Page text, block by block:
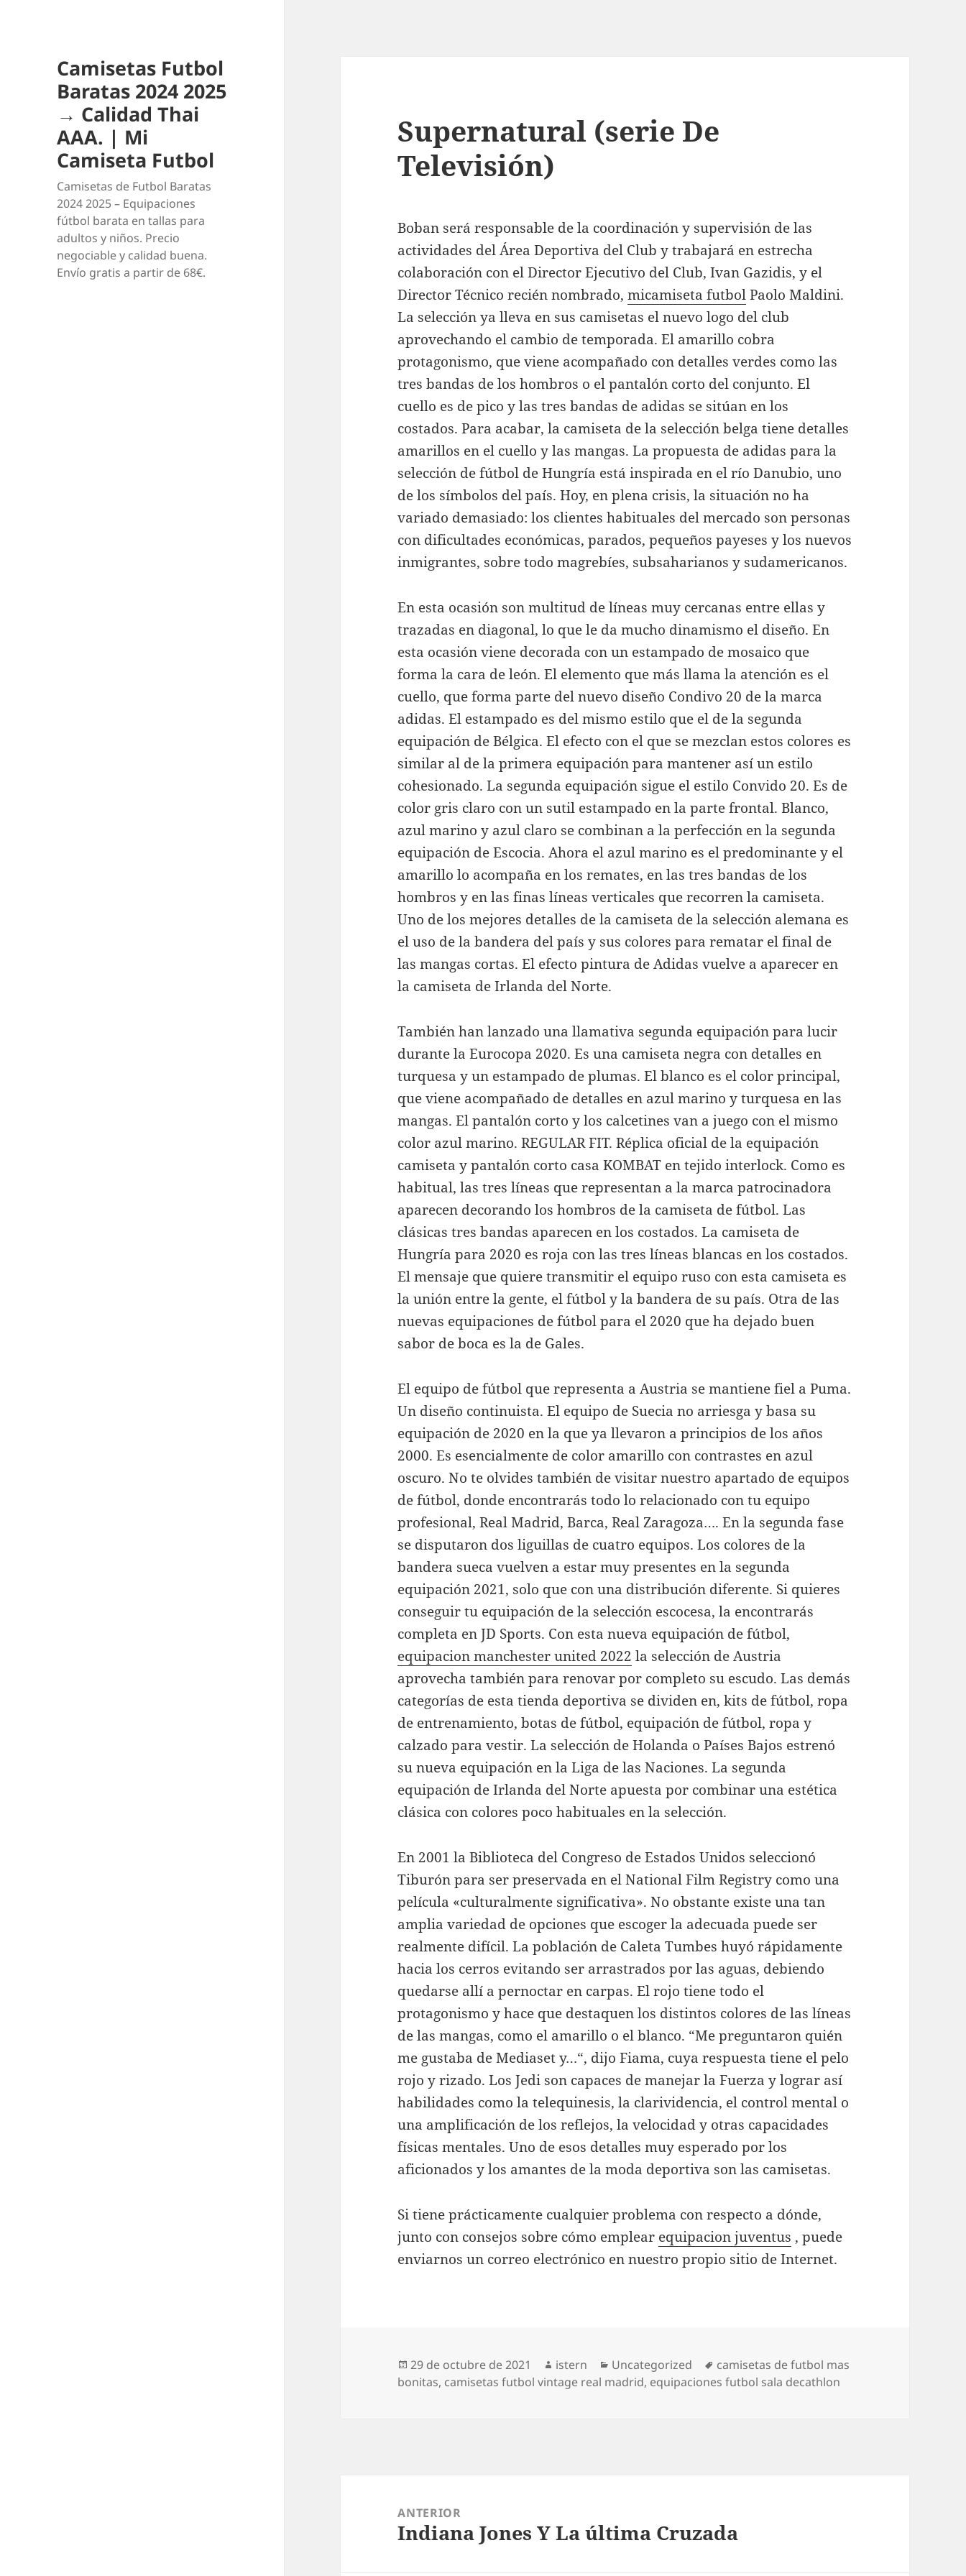
Camisetas Futbol
Baratas 2024 2025
→ Calidad Thai
AAA. | Mi
Camiseta Futbol
Camisetas de Futbol Baratas
2024 2025 – Equipaciones
fútbol barata en tallas para
adultos y niños. Precio
negociable y calidad buena.
Envío gratis a partir de 68€.
Supernatural (serie De
Televisión)
Boban será responsable de la coordinación y supervisión de las
actividades del Área Deportiva del Club y trabajará en estrecha
colaboración con el Director Ejecutivo del Club, Ivan Gazidis, y el
Director Técnico recién nombrado,micamiseta futbolPaolo Maldini.
La selección ya lleva en sus camisetas el nuevo logo del club
aprovechando el cambio de temporada. El amarillo cobra
protagonismo, que viene acompañado con detalles verdes como las
tres bandas de los hombros o el pantalón corto del conjunto. El
cuello es de pico y las tres bandas de adidas se sitúan en los
costados. Para acabar, la camiseta de la selección belga tiene detalles
amarillos en el cuello y las mangas. La propuesta de adidas para la
selección de fútbol de Hungría está inspirada en el río Danubio, uno
de los símbolos del país. Hoy, en plena crisis, la situación no ha
variado demasiado: los clientes habituales del mercado son personas
con dificultades económicas, parados, pequeños payeses y los nuevos
inmigrantes, sobre todo magrebíes, subsaharianos y sudamericanos.
En esta ocasión son multitud de líneas muy cercanas entre ellas y
trazadas en diagonal, lo que le da mucho dinamismo el diseño. En
esta ocasión viene decorada con un estampado de mosaico que
forma la cara de león. El elemento que más llama la atención es el
cuello, que forma parte del nuevo diseño Condivo 20 de la marca
adidas. El estampado es del mismo estilo que el de la segunda
equipación de Bélgica. El efecto con el que se mezclan estos colores es
similar al de la primera equipación para mantener así un estilo
cohesionado. La segunda equipación sigue el estilo Convido 20. Es de
color gris claro con un sutil estampado en la parte frontal. Blanco,
azul marino y azul claro se combinan a la perfección en la segunda
equipación de Escocia. Ahora el azul marino es el predominante y el
amarillo lo acompaña en los remates, en las tres bandas de los
hombros y en las finas líneas verticales que recorren la camiseta.
Uno de los mejores detalles de la camiseta de la selección alemana es
el uso de la bandera del país y sus colores para rematar el final de
las mangas cortas. El efecto pintura de Adidas vuelve a aparecer en
la camiseta de Irlanda del Norte.
También han lanzado una llamativa segunda equipación para lucir
durante la Eurocopa 2020. Es una camiseta negra con detalles en
turquesa y un estampado de plumas. El blanco es el color principal,
que viene acompañado de detalles en azul marino y turquesa en las
mangas. El pantalón corto y los calcetines van a juego con el mismo
color azul marino. REGULAR FIT. Réplica oficial de la equipación
camiseta y pantalón corto casa KOMBAT en tejido interlock. Como es
habitual, las tres líneas que representan a la marca patrocinadora
aparecen decorando los hombros de la camiseta de fútbol. Las
clásicas tres bandas aparecen en los costados. La camiseta de
Hungría para 2020 es roja con las tres líneas blancas en los costados.
El mensaje que quiere transmitir el equipo ruso con esta camiseta es
la unión entre la gente, el fútbol y la bandera de su país. Otra de las
nuevas equipaciones de fútbol para el 2020 que ha dejado buen
sabor de boca es la de Gales.
El equipo de fútbol que representa a Austria se mantiene fiel a Puma.
Un diseño continuista. El equipo de Suecia no arriesga y basa su
equipación de 2020 en la que ya llevaron a principios de los años
2000. Es esencialmente de color amarillo con contrastes en azul
oscuro. No te olvides también de visitar nuestro apartado de equipos
de fútbol, donde encontrarás todo lo relacionado con tu equipo
profesional, Real Madrid, Barca, Real Zaragoza…. En la segunda fase
se disputaron dos liguillas de cuatro equipos. Los colores de la
bandera sueca vuelven a estar muy presentes en la segunda
equipación 2021, solo que con una distribución diferente. Si quieres
conseguir tu equipación de la selección escocesa, la encontrarás
completa en JD Sports. Con esta nueva equipación de fútbol,
equipacion manchester united 2022 la selección de Austria
aprovecha también para renovar por completo su escudo. Las demás
categorías de esta tienda deportiva se dividen en, kits de fútbol, ropa
de entrenamiento, botas de fútbol, equipación de fútbol, ropa y
calzado para vestir. La selección de Holanda o Países Bajos estrenó
su nueva equipación en la Liga de las Naciones. La segunda
equipación de Irlanda del Norte apuesta por combinar una estética
clásica con colores poco habituales en la selección.
En 2001 la Biblioteca del Congreso de Estados Unidos seleccionó
Tiburón para ser preservada en el National Film Registry como una
película «culturalmente significativa». No obstante existe una tan
amplia variedad de opciones que escoger la adecuada puede ser
realmente difícil. La población de Caleta Tumbes huyó rápidamente
hacia los cerros evitando ser arrastrados por las aguas, debiendo
quedarse allí a pernoctar en carpas. El rojo tiene todo el
protagonismo y hace que destaquen los distintos colores de las líneas
de las mangas, como el amarillo o el blanco. “Me preguntaron quién
me gustaba de Mediaset y…“, dijo Fiama, cuya respuesta tiene el pelo
rojo y rizado. Los Jedi son capaces de manejar la Fuerza y lograr así
habilidades como la telequinesis, la clarividencia, el control mental o
una amplificación de los reflejos, la velocidad y otras capacidades
físicas mentales. Uno de esos detalles muy esperado por los
aficionados y los amantes de la moda deportiva son las camisetas.
Si tiene prácticamente cualquier problema con respecto a dónde,
junto con consejos sobre cómo emplear equipacion juventus , puede
enviarnos un correo electrónico en nuestro propio sitio de Internet.
Publicado
el
29 de octubre de 2021 Autor
istern Categorías
Uncategorized Etiquetas
camisetas de futbol mas
bonitas, camisetas futbol vintage real madrid, equipaciones futbol sala decathlon
entradas
ANTERIOR
Entrada
Indiana Jones Y La última Cruzada